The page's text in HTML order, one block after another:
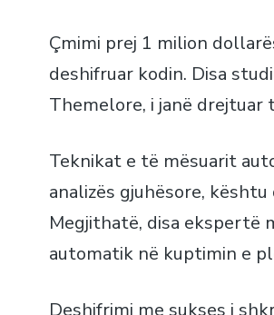
Çmimi prej 1 milion
deshifruar kodin. Disa
Themelore, i janë
Teknikat e të mësuarit
analizës gjuhësore,
Megjithatë, disa ekspertë
automatik në kuptimin e
Deshifrimi me sukses i